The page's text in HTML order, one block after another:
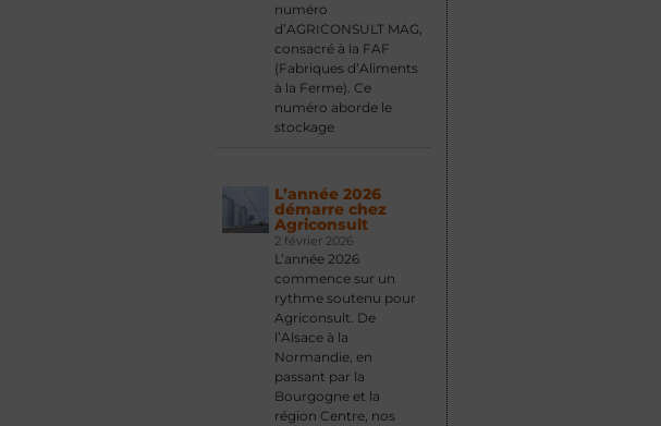
numéro
d’AGRICONSULT MAG,
consacré à la FAF
(Fabriques d’Aliments
à la Ferme). Ce
numéro aborde le
stockage
L’année 2026
démarre chez
Agriconsult
2 février 2026
L’année 2026
commence sur un
rythme soutenu pour
Agriconsult. De
l’Alsace à la
Normandie, en
passant par la
Bourgogne et la
région Centre, nos